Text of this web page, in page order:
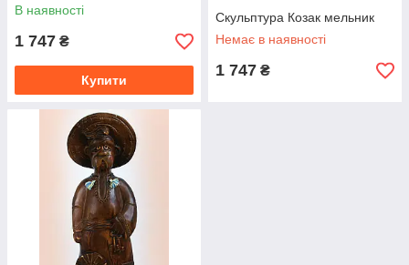
В наявності
1 747 ₴
Купити
Скульптура Козак мельник
Немає в наявності
1 747 ₴